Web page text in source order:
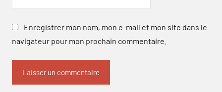
Enregistrer mon nom, mon e-mail et mon site dans le
navigateur pour mon prochain commentaire.